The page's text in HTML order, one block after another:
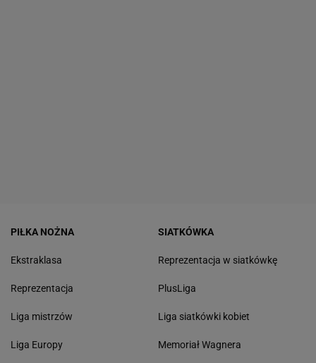
PIŁKA NOŻNA
Ekstraklasa
Reprezentacja
Liga mistrzów
Liga Europy
SIATKÓWKA
Reprezentacja w siatkówkę
PlusLiga
Liga siatkówki kobiet
Memoriał Wagnera